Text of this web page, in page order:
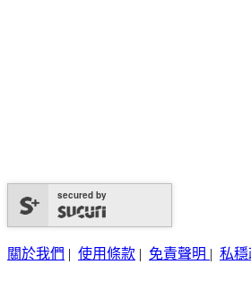
secured by
關於我們 | 使用條款 | 免責聲明 | 私穩